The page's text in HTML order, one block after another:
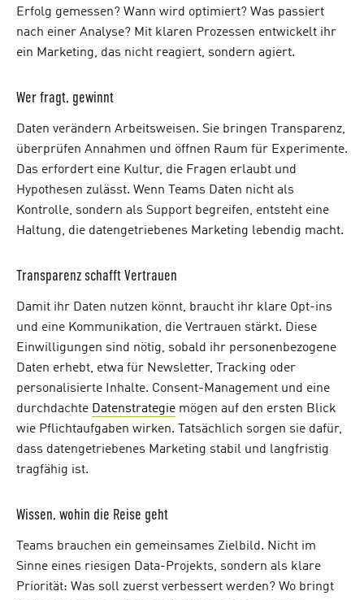
Erfolg gemessen? Wann wird optimiert? Was passiert
nach einer Analyse? Mit klaren Prozessen entwickelt ihr
ein Marketing, das nicht reagiert, sondern agiert.
Wer fragt, gewinnt
Daten verändern Arbeitsweisen. Sie bringen Transparenz,
überprüfen Annahmen und öffnen Raum für Experimente.
Das erfordert eine Kultur, die Fragen erlaubt und
Hypothesen zulässt. Wenn Teams Daten nicht als
Kontrolle, sondern als Support begreifen, entsteht eine
Haltung, die datengetriebenes Marketing lebendig macht.
Transparenz schafft Vertrauen
Damit ihr Daten nutzen könnt, braucht ihr klare Opt-ins
und eine Kommunikation, die Vertrauen stärkt. Diese
Einwilligungen sind nötig, sobald ihr personenbezogene
Daten erhebt, etwa für Newsletter, Tracking oder
personalisierte Inhalte. Consent-Management und eine
durchdachte Datenstrategie mögen auf den ersten Blick
wie Pflichtaufgaben wirken. Tatsächlich sorgen sie dafür,
dass datengetriebenes Marketing stabil und langfristig
tragfähig ist.
Wissen, wohin die Reise geht
Teams brauchen ein gemeinsames Zielbild. Nicht im
Sinne eines riesigen Data-Projekts, sondern als klare
Priorität: Was soll zuerst verbessert werden? Wo bringt